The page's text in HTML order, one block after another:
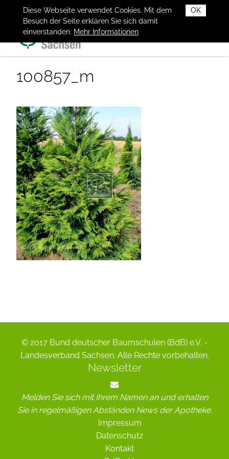
OK
Diese Webseite verwendet Cookies. Mit dem
Besuch der Seite erklären Sie sich damit
einverstanden. Mehr Informationen
100857_m
© 2017 Bund deutscher Baumschulen (BdB) e.V. -
Landesverband Sachsen. Alle Rechte vorbehalten.
Newsletter
Melden Sie sich mit Ihrem Namen an und erhalten
Sie in regelmäßigen Abständen News der Apotheke.
Impressum
Datenschutz
Kontakt